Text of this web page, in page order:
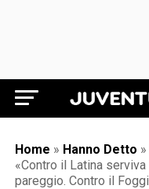
Home » Hanno Detto »
«Contro il Latina
pareggio. Contro il